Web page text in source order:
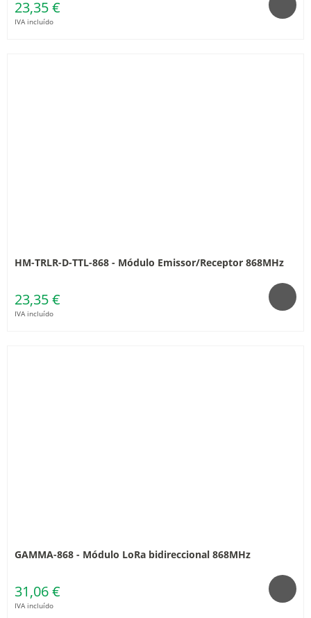
23,35 €
IVA incluído
HM-TRLR-D-TTL-868 - Módulo Emissor/Receptor 868MHz
23,35 €
IVA incluído
GAMMA-868 - Módulo LoRa bidireccional 868MHz
31,06 €
IVA incluído